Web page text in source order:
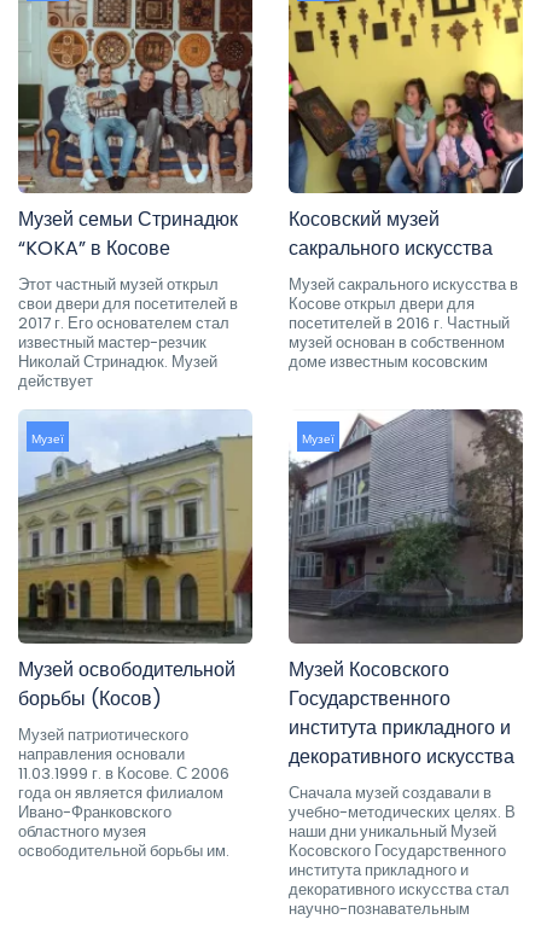
Музей семьи Стринадюк
“KOKA” в Косове
Этот частный музей открыл
свои двери для посетителей в
2017 г. Его основателем стал
известный мастер-резчик
Николай Стринадюк. Музей
действует
Косовский музей
сакрального искусства
Музей сакрального искусства в
Косове открыл двери для
посетителей в 2016 г. Частный
музей основан в собственном
доме известным косовским
Музеї
Музей освободительной
борьбы (Косов)
Музей патриотического
направления основали
11.03.1999 г. в Косове. С 2006
года он является филиалом
Ивано-Франковского
областного музея
освободительной борьбы им.
Музеї
Музей Косовского
Государственного
института прикладного и
декоративного искусства
Сначала музей создавали в
учебно-методических целях. В
наши дни уникальный Музей
Косовского Государственного
института прикладного и
декоративного искусства стал
научно-познавательным